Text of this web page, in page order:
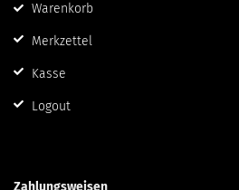
Warenkorb
Merkzettel
Kasse
Logout